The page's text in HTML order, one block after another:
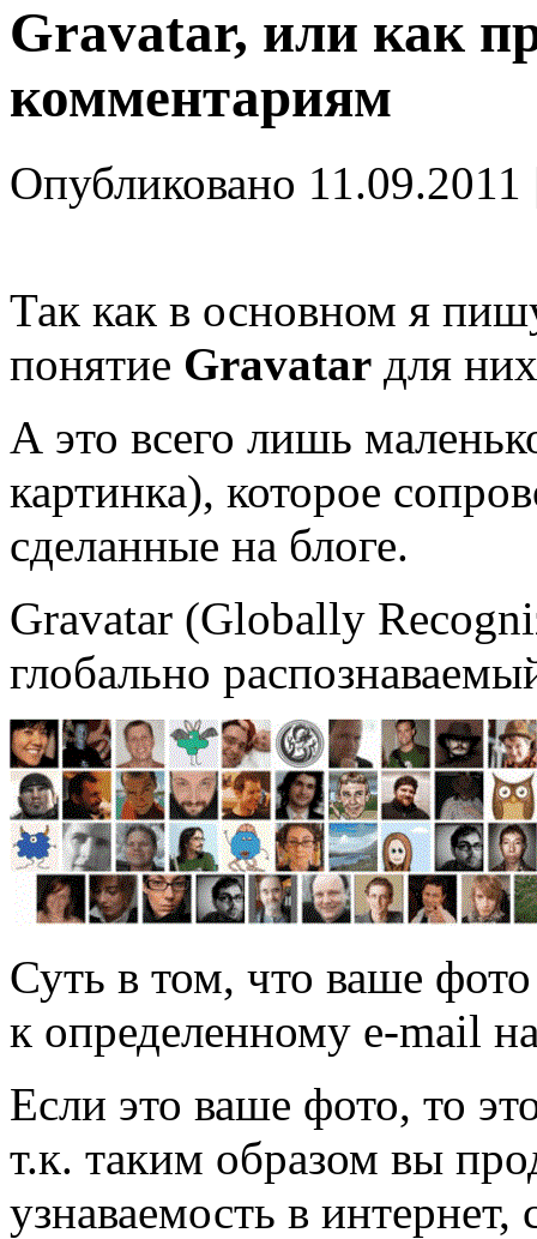
Gravatar, или как
комментариям
Опубликовано 11.09.2011
Так как в основном я
понятие Gravatar для
А это всего лишь
картинка), которое
сделанные на блоге.
Gravatar (Globally
глобально
Суть в том, что ваше
к определенному e-mail
Если это ваше фото, то
т.к. таким образом вы
узнаваемость в интернет,